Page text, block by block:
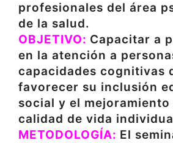
profesionales del área
de la salud.
OBJETIVO: Capacitar a
en la atención a
capacidades cognitivas
favorecer su inclusión
social y el mejoramiento
calidad de vida
METODOLOGÍA: El